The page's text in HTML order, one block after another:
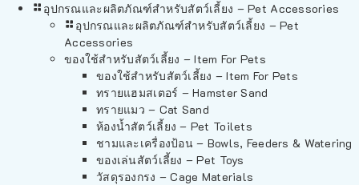
อุปกรณและผลิตภัณฑ์สำหรับสัตว์เลี้ยง – Pet Accessories
อุปกรณและผลิตภัณฑ์สำหรับสัตว์เลี้ยง – Pet
Accessories
ของใช้สำหรับสัตว์เลี้ยง – Item For Pets
ของใช้สำหรับสัตว์เลี้ยง – Item For Pets
ทรายแฮมสเตอร์ – Hamster Sand
ทรายแมว – Cat Sand
ห้องน้ำสัตว์เลี้ยง – Pet Toilets
ชามและเครื่องป้อน – Bowls, Feeders & Watering
ของเล่นสัตว์เลี้ยง – Pet Toys
วัสดุรองกรง – Cage Materials